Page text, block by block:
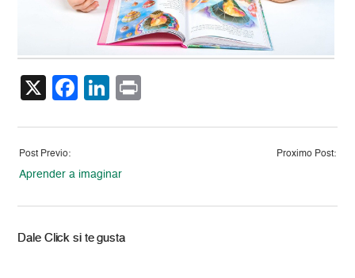
X Facebook
LinkedIn
Post Previo:
Aprender a imaginar
Proximo Post:
Dale Click si te gusta